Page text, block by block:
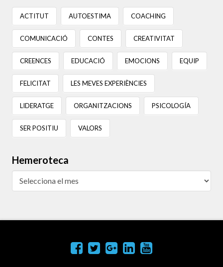
ACTITUT AUTOESTIMA COACHING
COMUNICACIÓ CONTES CREATIVITAT
CREENCES EDUCACIÓ EMOCIONS EQUIP
FELICITAT LES MEVES EXPERIÈNCIES
LIDERATGE ORGANITZACIONS PSICOLOGÍA
SER POSITIU VALORS
Hemeroteca
Hemeroteca